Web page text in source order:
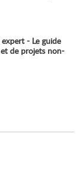
- Le guide
de projets non-